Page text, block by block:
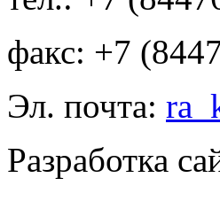
факс: +7
Эл. почта:
Разработка